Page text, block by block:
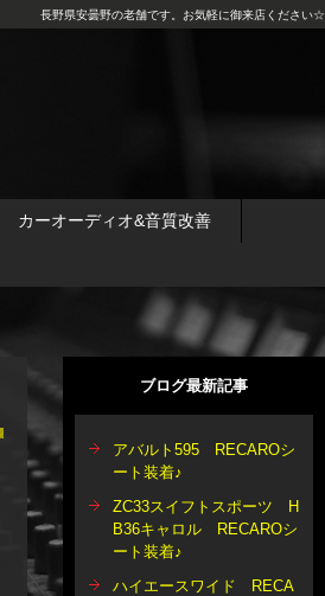
長野県安曇野の老舗です。お気軽に御来店ください☆
カーオーディオ&音質改善
ブログ最新記事
アバルト595 RECAROシ
ート装着♪
ZC33スイフトスポーツ H
B36キャロル RECAROシ
ート装着♪
ハイエースワイド RECA